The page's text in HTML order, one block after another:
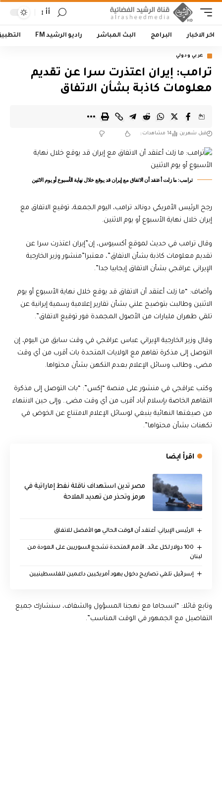
أأ
اخر الاخبار البرامج البث المباشر راديو الرشيد FM
عربي ودولي
ترامب: إيران اعتذرت سرا عن تقديم
معلومات كاذبة بشأن الاتفاق
قبل شهرين 14 مشاهدات
ترامب: ما زلت أعتقد أن الاتفاق مع إيران قد يوقع خلال نهاية الأسبوع أو يوم الاثنين
رجح الرئيس الأمريكي دونالد ترامب، اليوم الجمعة، توقيع الاتفاق مع
إيران خلال نهاية الأسبوع أو يوم الاثنين.
وقال ترامب في حديث لموقع أكسيوس، إن”إيران اعتذرت سرا عن
تقديم معلومات كاذبة بشأن الاتفاق”، معتبرا”منشور وزير الخارجية
الإيراني عراقجي بشأن الاتفاق إيجابيا جدا”.
وأضاف: “ما زلت أعتقد أن الاتفاق قد يوقع خلال نهاية الأسبوع أو يوم
الاثنين وطالبت بتوضيح علني بشأن تقارير إعلامية رسمية إيرانية عن
تلقي طهران مليارات من الأصول المجمدة فور توقيع الاتفاق”.
وقال وزير الخارجية الإيراني عباس عراقجي في وقت سابق من اليوم، إن
التوصل إلى مذكرة تفاهم مع الولايات المتحدة بات أقرب من أي وقت
مضى، وطالب وسائل الإعلام بعدم التكهن بشأن محتواها.
وكتب عراقجي في منشور على منصة “إكس”: “بات التوصل إلى مذكرة
التفاهم الخاصة بإسلام آباد أقرب من أي وقت مضى.. وإلى حين الانتهاء
من صيغتها النهائية ينبغي لوسائل الإعلام الامتناع عن الخوض في
تكهنات بشأن محتواها”.
اقرأ ايضا
مصر تدين استهداف ناقلة نفط إماراتية في
هرمز وتحذر من تهديد الملاحة
الرئيس الإيراني: أعتقد أن الوقت الحالي هو الأفضل للاتفاق
100 دولار لكل عائد.. الأمم المتحدة تشجع السوريين على العودة من
لبنان
إسرائيل تلغي تصاريح دخول يهود أمريكيين داعمين للفلسطينيين
وتابع قائلا: “انسجاما مع نهجنا المسؤول والشفاف، سنشارك جميع
التفاصيل مع الجمهور في الوقت المناسب”.